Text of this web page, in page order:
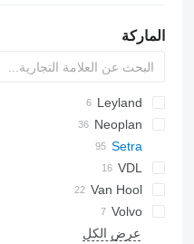
الماركة
KLQ
Leyland
A-series
Neoplan
Cityliner
Megaliner
Skyliner
Setra
S-series
S328
S431
S531 DT
TopClass
TopClass S 431 DT
AxialVDL
Futura
Van Hool
Astromega
T-series
Volvo
B-series
ZK
عرض الكل